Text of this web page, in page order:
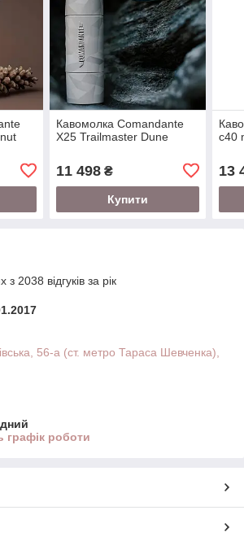
Кавомолка Comandante
X25 Trailmaster Dune
11 498₴
Купити
c40
13
2038 відгуків за рік
56-а (ст. метро Тараса Шевченка),
графік роботи